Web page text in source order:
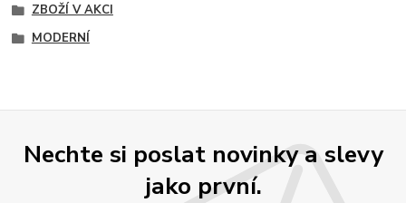
ZBOŽÍ V AKCI
MODERNÍ
Nechte si poslat novinky a slevy
jako první.